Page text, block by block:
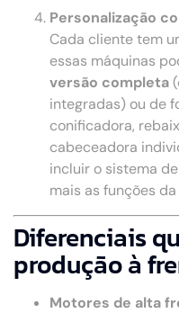
Personalização
Cada cliente tem
essas máquinas
versão completa
integradas) ou de
conificadora,
cabeceadora
incluir o sistema de
mais as funções
Diferenciais
produção à
Motores de alta